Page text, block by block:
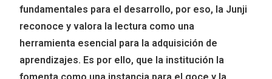
fundamentales para el desarrollo, por eso, la Junji
reconoce y valora la lectura como una
herramienta esencial para la adquisición de
aprendizajes. Es por ello, que la institución la